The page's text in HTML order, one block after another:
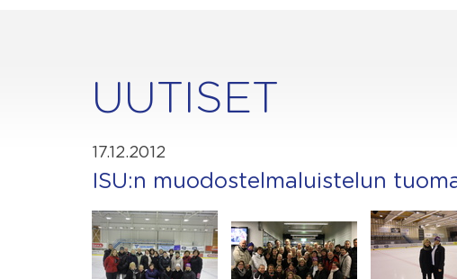
UUTISET
17.12.2012
ISU:n muodostelmaluistelun